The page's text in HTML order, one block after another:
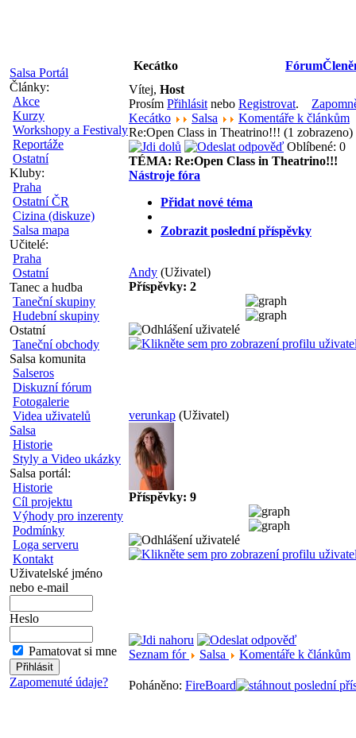
Salsa Portál
Články:
Akce
Kurzy
Workshopy a Festivaly
Reportáže
Ostatní
Kluby:
Praha
Ostatní ČR
Cizina (diskuze)
Salsa mapa
Učitelé:
Praha
Ostatní
Tanec a hudba
Taneční skupiny
Hudební skupiny
Ostatní
Taneční obchody
Salsa komunita
Salseros
Diskuzní fórum
Fotogalerie
Videa uživatelů
Salsa
Historie
Styly a Video ukázky
Salsa portál:
Historie
Cíl projektu
Výhody pro inzerenty
Podmínky
Loga serveru
Kontakt
Uživatelské jméno
nebo e-mail
Heslo
Pamatovat si mne
Zapomenuté údaje?
Kecátko Fórum
Vítej, Host
Prosím Přihlásit nebo Registrovat.
Kecátko
Salsa
Komentáře k článkům
Re:Open Class in Theatrino!!! (1 zobrazeno)
Oblíbené: 0
TÉMA: Re:Open Class in Theatrino!!!
Nástroje fóra
Přidat nové téma
Zobrazit poslední příspěvky
Andy (Uživatel)
Příspěvky: 2
verunkap (Uživatel)
Příspěvky: 9
Seznam fór Salsa Komentáře k článkům
Poháněno: FireBoard